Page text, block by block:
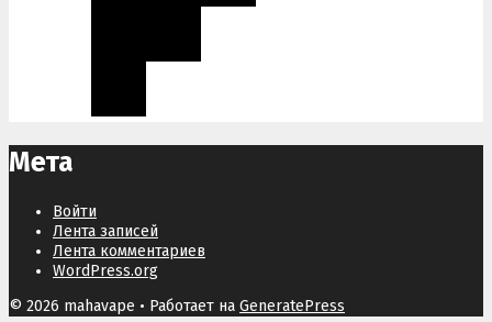
Мета
Войти
Лента записей
Лента комментариев
WordPress.org
© 2026 mahavape • Работает на GeneratePress